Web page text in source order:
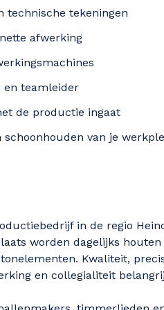
technische tekeningen
afwerking
en teamleider
de productie ingaat
schoonhouden van je
in de regio
worden dagelijks
Kwaliteit,
en collegialiteit